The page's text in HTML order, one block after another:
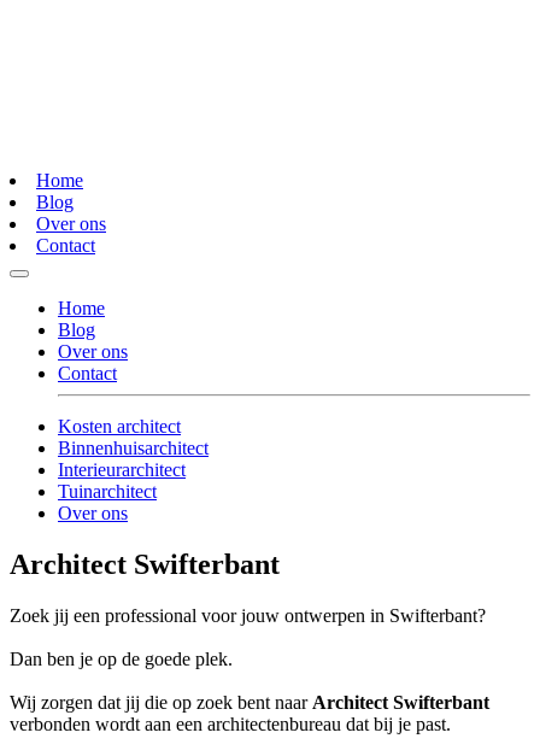
Home
Blog
Over ons
Contact
Home
Blog
Over ons
Contact
Kosten architect
Binnenhuisarchitect
Interieurarchitect
Tuinarchitect
Over ons
Architect Swifterbant
Zoek jij een professional voor jouw ontwerpen in Swifterbant?
Dan ben je op de goede plek.
Wij zorgen dat jij die op zoek bent naar Architect Swifterbant
verbonden wordt aan een architectenbureau dat bij je past.